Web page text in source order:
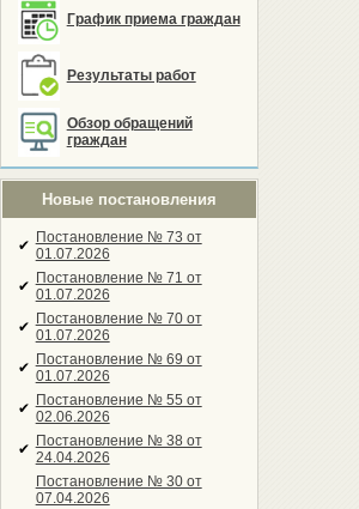
График приема граждан
Результаты работ
Обзор обращений
граждан
Новые постановления
✔ Постановление № 73 от
01.07.2026
✔ Постановление № 71 от
01.07.2026
✔ Постановление № 70 от
01.07.2026
✔ Постановление № 69 от
01.07.2026
✔ Постановление № 55 от
02.06.2026
✔ Постановление № 38 от
24.04.2026
Постановление № 30 от
07.04.2026